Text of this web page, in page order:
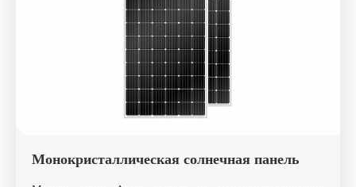
Монокристаллическая солнечная панель